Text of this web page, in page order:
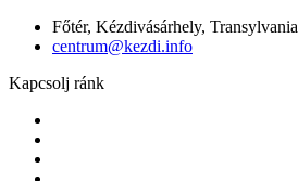
Főtér, Kézdivásárhely, Transylvania
centrum@kezdi.info
Kapcsolj ránk